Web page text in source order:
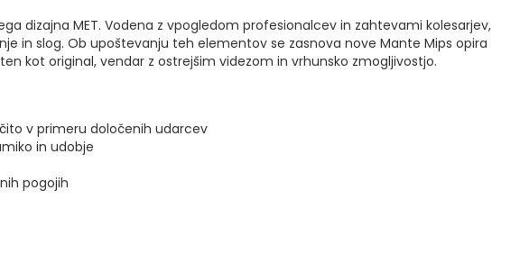
dizajna MET. Vodena z vpogledom profesionalcev in zahtevami kolesarjev,
in slog. Ob upoštevanju teh elementov se zasnova nove Mante Mips opira
kot original, vendar z ostrejšim videzom in vrhunsko zmogljivostjo.
v primeru določenih udarcev
in udobje
pogojih